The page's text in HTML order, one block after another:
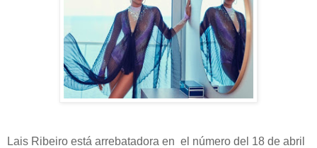
Lais Ribeiro está arrebatadora en el número del 18 de abril